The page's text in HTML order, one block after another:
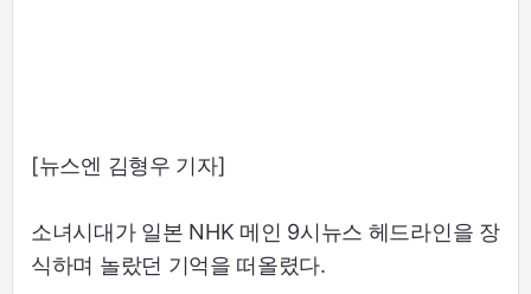
[뉴스엔 김형우 기자]
소녀시대가 일본 NHK 메인 9시뉴스 헤드라인을 장
식하며 놀랐던 기억을 떠올렸다.